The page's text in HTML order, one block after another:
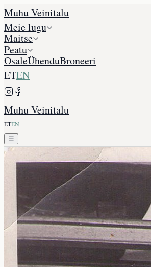
Muhu Veinitalu
Meie lugu
Maitse
Peatu
OsaleÜhenduBroneeri
ETEN
Muhu Veinitalu
ETEN
☰